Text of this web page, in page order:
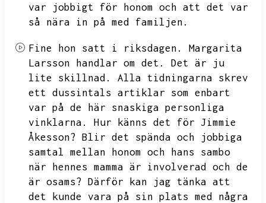
var jobbigt för honom och att det var
så nära in på med familjen.
Fine hon satt i riksdagen.
Margarita
Larsson handlar om det.
Det är ju
lite skillnad.
Alla tidningarna skrev
ett dussintals artiklar som enbart
var på de här snaskiga personliga
vinklarna.
Hur känns det för Jimmie
Åkesson? Blir det spända och jobbiga
samtal mellan honom och hans sambo
när hennes mamma är involverad och de
är osams? Därför kan jag tänka att
det kunde vara på sin plats med några